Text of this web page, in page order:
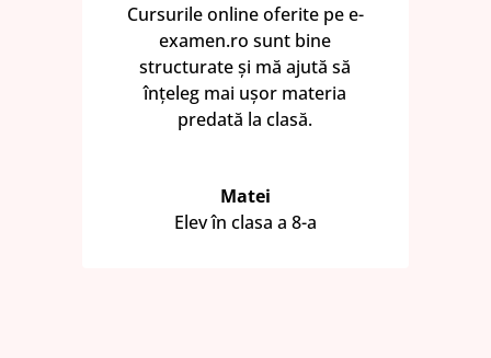
Cursurile online oferite pe e-
examen.ro sunt bine
structurate și mă ajută să
înțeleg mai ușor materia
predată la clasă.
Matei
Elev în clasa a 8-a